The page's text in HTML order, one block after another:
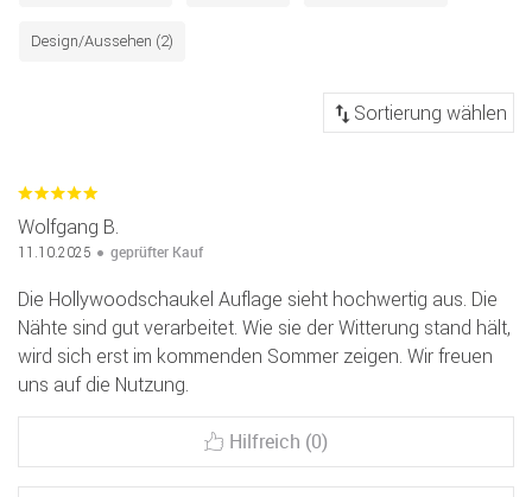
Design/Aussehen (2)
Wolfgang B.
11.10.2025 geprüfter Kauf
Die Hollywoodschaukel Auflage sieht hochwertig aus. Die
Nähte sind gut verarbeitet. Wie sie der Witterung stand hält,
wird sich erst im kommenden Sommer zeigen. Wir freuen
uns auf die Nutzung.
Hilfreich (0)